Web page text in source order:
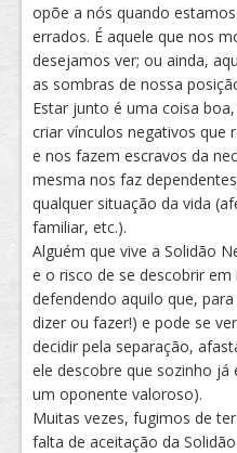
opõe a nós quando
errados. É aquele que nos
desejamos ver; ou ainda,
as sombras de nossa
Estar junto é uma coisa
criar vínculos negativos que
e nos fazem escravos da
mesma nos faz
qualquer situação da vida
familiar, etc.).
Alguém que vive a Solidão
e o risco de se descobrir
defendendo aquilo que,
dizer ou fazer!) e pode se
decidir pela separação,
ele descobre que sozinho
um oponente valoroso).
Muitas vezes, fugimos de
falta de aceitação da